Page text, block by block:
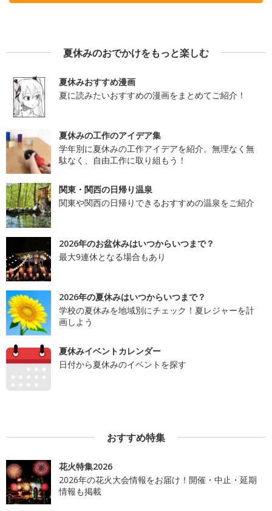
夏休みのおでかけをもっと楽しむ
夏休みおすすめ漫画
夏に読みたいおすすめの漫画をまとめてご紹介！
夏休みの工作のアイデア集
学年別に夏休みの工作アイデアを紹介。無理なく無
駄なく、自由工作に取り組もう！
関東・関西の日帰り温泉
関東や関西の日帰りできるおすすめの温泉をご紹介
2026年のお盆休みはいつからいつまで？
最大9連休となる場合もあり
2026年の夏休みはいつからいつまで？
学校の夏休みを地域別にチェック！夏レジャーを計
画しよう
夏休みイベントカレンダー
日付から夏休みのイベントを探す
おすすめ特集
花火特集2026
2026年の花火大会情報をお届け！開催・中止・延期
情報も掲載